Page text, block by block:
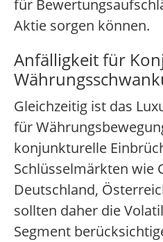
für
Aktie sorgen können.
Anfälligkeit für
Gleichzeitig ist das
für
konjunkturelle
Schlüsselmärkten wie
Deutschland,
sollten daher die
Segment